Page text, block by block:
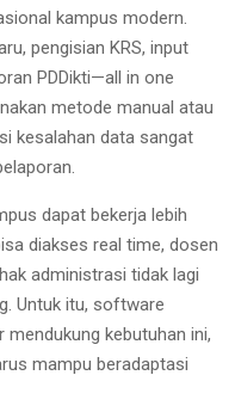
kampus modern.
pengisian KRS, input
PDDikti—all in one
metode manual atau
kesalahan data sangat
dapat bekerja lebih
diakses real time, dosen
administrasi tidak lagi
Untuk itu, software
kebutuhan ini,
mampu beradaptasi